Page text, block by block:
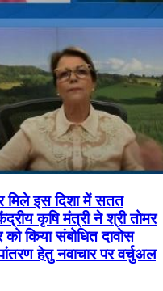
मिले इस दिशा में सतत
कृषि मंत्री ने श्री तोमर
किया संबोधित दावोस
हेतु नवाचार पर वर्चुअल